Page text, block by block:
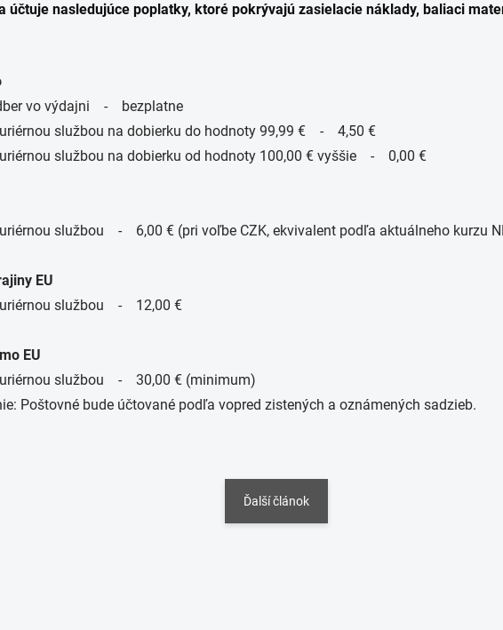
účtuje nasledujúce poplatky, ktoré pokrývajú zasielacie náklady, baliaci
vo výdajni - bezplatne
službou na dobierku do hodnoty 99,99 € - 4,50 €
službou na dobierku od hodnoty 100,00 € vyššie - 0,00 €
službou - 6,00 € (pri voľbe CZK, ekvivalent podľa aktuálneho kurzu
EU
službou - 12,00 €
EU
službou - 30,00 € (minimum)
Poštovné bude účtované podľa vopred zistených a oznámených sadzieb.
Ďalší článok